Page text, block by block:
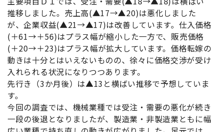
推移しました。売上高(▲17→▲20)は悪化しました
が、企業収益(▲21→▲17)は改善しています。仕入価格
(＋61→＋56)はプラス幅が縮小した一方で、販売価格
(＋20→＋23)はプラス幅が拡大しています。価格転嫁の
動きは十分とはいえないものの、徐々に価格交渉が受け
入れられる状況になりつつあります。
先行き（3か月後）は▲13と横ばい推移で予想していま
す。
今回の調査では、機械業種では受注・需要の悪化が続き
一段の後退となりましたが、製造業・非製造業ともに幅